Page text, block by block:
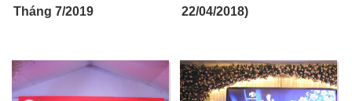
Tháng 7/2019
22/04/2018)